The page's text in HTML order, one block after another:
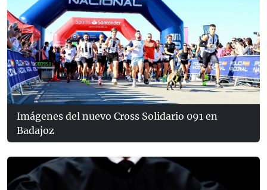
Imágenes del nuevo Cross Solidario 091 en
Badajoz